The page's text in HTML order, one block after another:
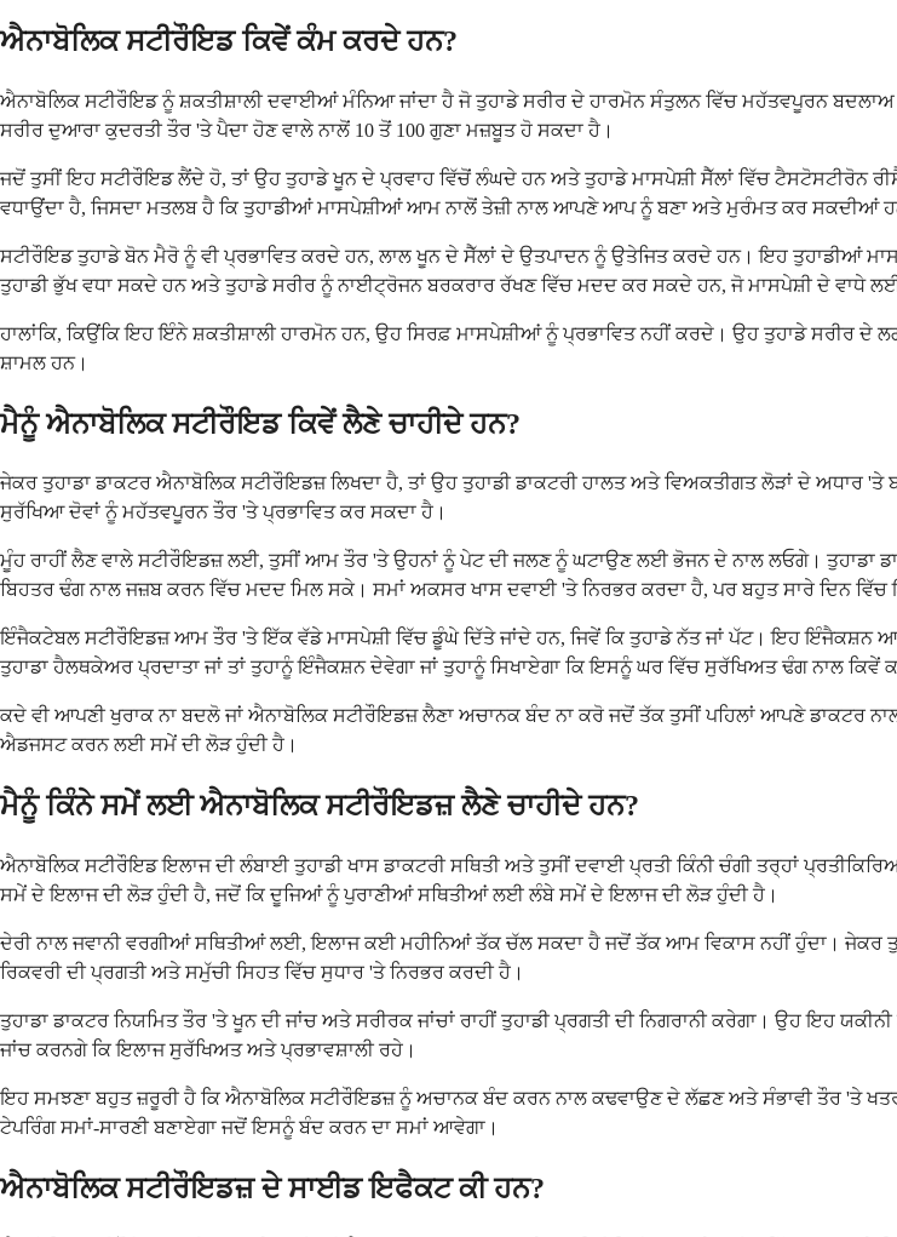
ਐਨਾਬੋਲਿਕ ਸਟੀਰੌਇਡ ਕਿਵੇਂ ਕੰਮ ਕਰਦੇ ਹਨ?
ਐਨਾਬੋਲਿਕ ਸਟੀਰੌਇਡ ਨੂੰ ਸ਼ਕਤੀਸ਼ਾਲੀ ਦਵਾਈਆਂ ਮੰਨਿਆ ਜਾਂਦਾ ਹੈ ਜੋ ਤੁਹਾਡੇ ਸਰੀਰ ਦੇ ਹਾਰਮੋਨ ਸੰਤੁਲਨ ਵਿੱਚ ਮਹੱਤਵਪੂਰਨ
ਸਰੀਰ ਦੁਆਰਾ ਕੁਦਰਤੀ ਤੌਰ 'ਤੇ ਪੈਦਾ ਹੋਣ ਵਾਲੇ ਨਾਲੋਂ 10 ਤੋਂ 100 ਗੁਣਾ ਮਜ਼ਬੂਤ ਹੋ ਸਕਦਾ ਹੈ।
ਜਦੋਂ ਤੁਸੀਂ ਇਹ ਸਟੀਰੌਇਡ ਲੈਂਦੇ ਹੋ, ਤਾਂ ਉਹ ਤੁਹਾਡੇ ਖੂਨ ਦੇ ਪ੍ਰਵਾਹ ਵਿੱਚੋਂ ਲੰਘਦੇ ਹਨ ਅਤੇ ਤੁਹਾਡੇ ਮਾਸਪੇਸ਼ੀ ਸੈੱਲਾਂ ਵਿੱਚ ਟੈਸਟੋਸਟੀਰੋਨ
ਵਧਾਉਂਦਾ ਹੈ, ਜਿਸਦਾ ਮਤਲਬ ਹੈ ਕਿ ਤੁਹਾਡੀਆਂ ਮਾਸਪੇਸ਼ੀਆਂ ਆਮ ਨਾਲੋਂ ਤੇਜ਼ੀ ਨਾਲ ਆਪਣੇ ਆਪ ਨੂੰ ਬਣਾ ਅਤੇ ਮੁਰੰਮਤ ਕਰ ਸਕਦੀਆਂ
ਸਟੀਰੌਇਡ ਤੁਹਾਡੇ ਬੋਨ ਮੈਰੋ ਨੂੰ ਵੀ ਪ੍ਰਭਾਵਿਤ ਕਰਦੇ ਹਨ, ਲਾਲ ਖੂਨ ਦੇ ਸੈੱਲਾਂ ਦੇ ਉਤਪਾਦਨ ਨੂੰ ਉਤੇਜਿਤ ਕਰਦੇ ਹਨ। ਇਹ ਤੁਹਾਡੀਆਂ
ਤੁਹਾਡੀ ਭੁੱਖ ਵਧਾ ਸਕਦੇ ਹਨ ਅਤੇ ਤੁਹਾਡੇ ਸਰੀਰ ਨੂੰ ਨਾਈਟ੍ਰੋਜਨ ਬਰਕਰਾਰ ਰੱਖਣ ਵਿੱਚ ਮਦਦ ਕਰ ਸਕਦੇ ਹਨ, ਜੋ ਮਾਸਪੇਸ਼ੀ ਦੇ ਵਾਧੇ
ਹਾਲਾਂਕਿ, ਕਿਉਂਕਿ ਇਹ ਇੰਨੇ ਸ਼ਕਤੀਸ਼ਾਲੀ ਹਾਰਮੋਨ ਹਨ, ਉਹ ਸਿਰਫ਼ ਮਾਸਪੇਸ਼ੀਆਂ ਨੂੰ ਪ੍ਰਭਾਵਿਤ ਨਹੀਂ ਕਰਦੇ। ਉਹ ਤੁਹਾਡੇ ਸਰੀਰ ਦੇ
ਸ਼ਾਮਲ ਹਨ।
ਮੈਨੂੰ ਐਨਾਬੋਲਿਕ ਸਟੀਰੌਇਡ ਕਿਵੇਂ ਲੈਣੇ ਚਾਹੀਦੇ ਹਨ?
ਜੇਕਰ ਤੁਹਾਡਾ ਡਾਕਟਰ ਐਨਾਬੋਲਿਕ ਸਟੀਰੌਇਡਜ਼ ਲਿਖਦਾ ਹੈ, ਤਾਂ ਉਹ ਤੁਹਾਡੀ ਡਾਕਟਰੀ ਹਾਲਤ ਅਤੇ ਵਿਅਕਤੀਗਤ ਲੋੜਾਂ ਦੇ ਅਧਾਰ
ਸੁਰੱਖਿਆ ਦੋਵਾਂ ਨੂੰ ਮਹੱਤਵਪੂਰਨ ਤੌਰ 'ਤੇ ਪ੍ਰਭਾਵਿਤ ਕਰ ਸਕਦਾ ਹੈ।
ਮੂੰਹ ਰਾਹੀਂ ਲੈਣ ਵਾਲੇ ਸਟੀਰੌਇਡਜ਼ ਲਈ, ਤੁਸੀਂ ਆਮ ਤੌਰ 'ਤੇ ਉਹਨਾਂ ਨੂੰ ਪੇਟ ਦੀ ਜਲਣ ਨੂੰ ਘਟਾਉਣ ਲਈ ਭੋਜਨ ਦੇ ਨਾਲ ਲਓਗੇ। ਤੁਹਾਡਾ
ਬਿਹਤਰ ਢੰਗ ਨਾਲ ਜਜ਼ਬ ਕਰਨ ਵਿੱਚ ਮਦਦ ਮਿਲ ਸਕੇ। ਸਮਾਂ ਅਕਸਰ ਖਾਸ ਦਵਾਈ 'ਤੇ ਨਿਰਭਰ ਕਰਦਾ ਹੈ, ਪਰ ਬਹੁਤ ਸਾਰੇ ਦਿਨ ਵਿੱਚ
ਇੰਜੈਕਟੇਬਲ ਸਟੀਰੌਇਡਜ਼ ਆਮ ਤੌਰ 'ਤੇ ਇੱਕ ਵੱਡੇ ਮਾਸਪੇਸ਼ੀ ਵਿੱਚ ਡੂੰਘੇ ਦਿੱਤੇ ਜਾਂਦੇ ਹਨ, ਜਿਵੇਂ ਕਿ ਤੁਹਾਡੇ ਨੱਤ ਜਾਂ ਪੱਟ। ਇਹ ਇੰਜੈਕਸ਼ਨ
ਤੁਹਾਡਾ ਹੈਲਥਕੇਅਰ ਪ੍ਰਦਾਤਾ ਜਾਂ ਤਾਂ ਤੁਹਾਨੂੰ ਇੰਜੈਕਸ਼ਨ ਦੇਵੇਗਾ ਜਾਂ ਤੁਹਾਨੂੰ ਸਿਖਾਏਗਾ ਕਿ ਇਸਨੂੰ ਘਰ ਵਿੱਚ ਸੁਰੱਖਿਅਤ ਢੰਗ ਨਾਲ ਕਿਵੇਂ
ਕਦੇ ਵੀ ਆਪਣੀ ਖੁਰਾਕ ਨਾ ਬਦਲੋ ਜਾਂ ਐਨਾਬੋਲਿਕ ਸਟੀਰੌਇਡਜ਼ ਲੈਣਾ ਅਚਾਨਕ ਬੰਦ ਨਾ ਕਰੋ ਜਦੋਂ ਤੱਕ ਤੁਸੀਂ ਪਹਿਲਾਂ ਆਪਣੇ ਡਾਕਟਰ
ਐਡਜਸਟ ਕਰਨ ਲਈ ਸਮੇਂ ਦੀ ਲੋੜ ਹੁੰਦੀ ਹੈ।
ਮੈਨੂੰ ਕਿੰਨੇ ਸਮੇਂ ਲਈ ਐਨਾਬੋਲਿਕ ਸਟੀਰੌਇਡਜ਼ ਲੈਣੇ ਚਾਹੀਦੇ ਹਨ?
ਐਨਾਬੋਲਿਕ ਸਟੀਰੌਇਡ ਇਲਾਜ ਦੀ ਲੰਬਾਈ ਤੁਹਾਡੀ ਖਾਸ ਡਾਕਟਰੀ ਸਥਿਤੀ ਅਤੇ ਤੁਸੀਂ ਦਵਾਈ ਪ੍ਰਤੀ ਕਿੰਨੀ ਚੰਗੀ ਤਰ੍ਹਾਂ
ਸਮੇਂ ਦੇ ਇਲਾਜ ਦੀ ਲੋੜ ਹੁੰਦੀ ਹੈ, ਜਦੋਂ ਕਿ ਦੂਜਿਆਂ ਨੂੰ ਪੁਰਾਣੀਆਂ ਸਥਿਤੀਆਂ ਲਈ ਲੰਬੇ ਸਮੇਂ ਦੇ ਇਲਾਜ ਦੀ ਲੋੜ ਹੁੰਦੀ ਹੈ।
ਦੇਰੀ ਨਾਲ ਜਵਾਨੀ ਵਰਗੀਆਂ ਸਥਿਤੀਆਂ ਲਈ, ਇਲਾਜ ਕਈ ਮਹੀਨਿਆਂ ਤੱਕ ਚੱਲ ਸਕਦਾ ਹੈ ਜਦੋਂ ਤੱਕ ਆਮ ਵਿਕਾਸ ਨਹੀਂ ਹੁੰਦਾ। ਜੇਕਰ
ਰਿਕਵਰੀ ਦੀ ਪ੍ਰਗਤੀ ਅਤੇ ਸਮੁੱਚੀ ਸਿਹਤ ਵਿੱਚ ਸੁਧਾਰ 'ਤੇ ਨਿਰਭਰ ਕਰਦੀ ਹੈ।
ਤੁਹਾਡਾ ਡਾਕਟਰ ਨਿਯਮਿਤ ਤੌਰ 'ਤੇ ਖੂਨ ਦੀ ਜਾਂਚ ਅਤੇ ਸਰੀਰਕ ਜਾਂਚਾਂ ਰਾਹੀਂ ਤੁਹਾਡੀ ਪ੍ਰਗਤੀ ਦੀ ਨਿਗਰਾਨੀ ਕਰੇਗਾ। ਉਹ ਇਹ
ਜਾਂਚ ਕਰਨਗੇ ਕਿ ਇਲਾਜ ਸੁਰੱਖਿਅਤ ਅਤੇ ਪ੍ਰਭਾਵਸ਼ਾਲੀ ਰਹੇ।
ਇਹ ਸਮਝਣਾ ਬਹੁਤ ਜ਼ਰੂਰੀ ਹੈ ਕਿ ਐਨਾਬੋਲਿਕ ਸਟੀਰੌਇਡਜ਼ ਨੂੰ ਅਚਾਨਕ ਬੰਦ ਕਰਨ ਨਾਲ ਕਢਵਾਉਣ ਦੇ ਲੱਛਣ ਅਤੇ ਸੰਭਾਵੀ ਤੌਰ 'ਤੇ
ਟੇਪਰਿੰਗ ਸਮਾਂ-ਸਾਰਣੀ ਬਣਾਏਗਾ ਜਦੋਂ ਇਸਨੂੰ ਬੰਦ ਕਰਨ ਦਾ ਸਮਾਂ ਆਵੇਗਾ।
ਐਨਾਬੋਲਿਕ ਸਟੀਰੌਇਡਜ਼ ਦੇ ਸਾਈਡ ਇਫੈਕਟ ਕੀ ਹਨ?